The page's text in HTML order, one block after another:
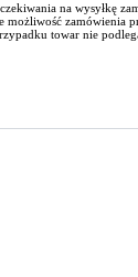
na wysyłkę
możliwość zamówienia
towar nie